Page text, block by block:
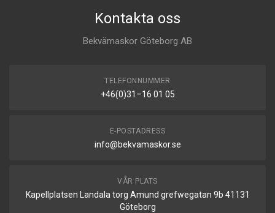
Kontakta oss
Bekvämaskor Göteborg AB
TELEFONNUMMER
+46(0)31–16 01 05
E-POSTADRESS
info@bekvamaskor.se
VÅR PLATS
Kapellplatsen Landala torg Amund grefwegatan 9b 41131
Göteborg